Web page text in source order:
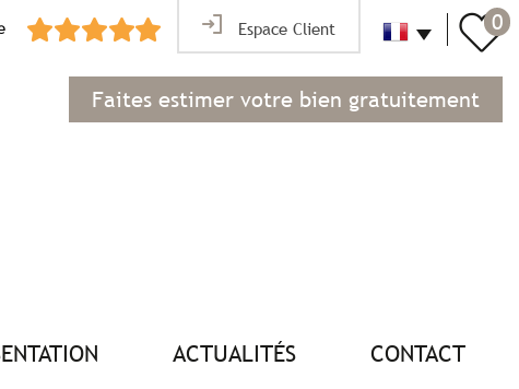
Espace Client
Faites estimer votre bien gratuitement
0
ACTUALITÉS CONTACT